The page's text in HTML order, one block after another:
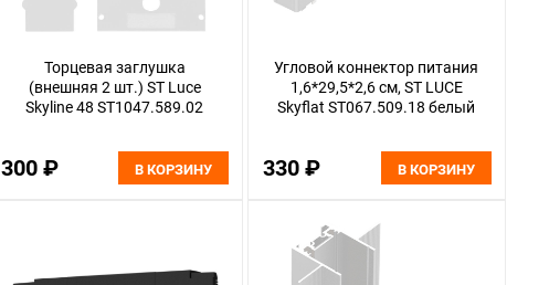
Торцевая заглушка
(внешняя 2 шт.) ST Luce
Skyline 48 ST1047.589.02
300 ₽ В КОРЗИНУ
Угловой коннектор питания
1,6*29,5*2,6 см, ST LUCE
Skyflat ST067.509.18 белый
330 ₽ В КОРЗИНУ